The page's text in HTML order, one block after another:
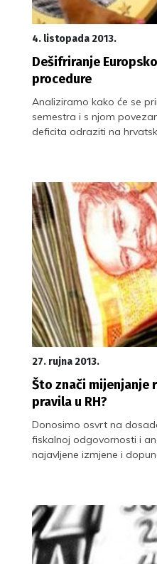
4. listopada 2013.
Dešifriranje
procedure
Analiziramo kako će se
semestra i s njom
deficita odraziti na
27. rujna 2013.
Što znači mijenjanje
pravila u RH?
Donosimo osvrt na
fiskalnoj odgovornosti i
najavljene izmjene i